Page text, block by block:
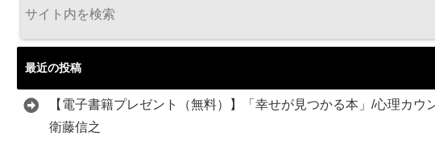
最近の投稿
【電子書籍プレゼント（無料）】「幸せが見つかる本」/心理カウ
衛藤信之